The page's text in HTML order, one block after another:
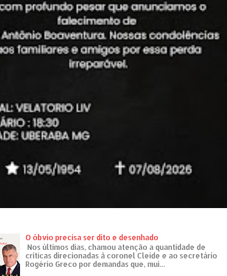
O óbvio precisa ser dito e desenhado
Nos últimos dias, chamou atenção a quantidade de
críticas direcionadas à coronel Cleide e ao secretário
Rogério Greco por demandas que, mui...